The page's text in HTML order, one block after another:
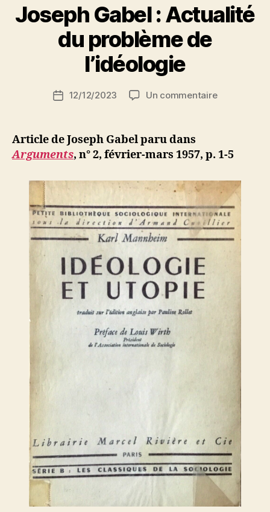
Joseph Gabel : Actualité
du problème de
l’idéologie
Auteur
de
a
S
N
ji
Date12/12/2023 Un commentairesur
du
l’idéologie
Article de Joseph Gabel paru dans
Arguments, n° 2, février-mars 1957, p. 1-5